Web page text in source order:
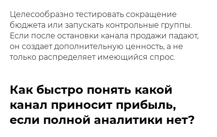
Целесообразно тестировать сокращение
бюджета или запускать контрольные группы.
Если после остановки канала продажи падают,
он создает дополнительную ценность, а не
только распределяет имеющийся спрос.
Как быстро понять какой
канал приносит прибыль,
если полной аналитики нет?